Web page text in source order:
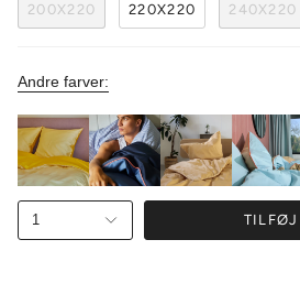
200X220 220X220 240X220
Andre farver:
1 TILFØJ